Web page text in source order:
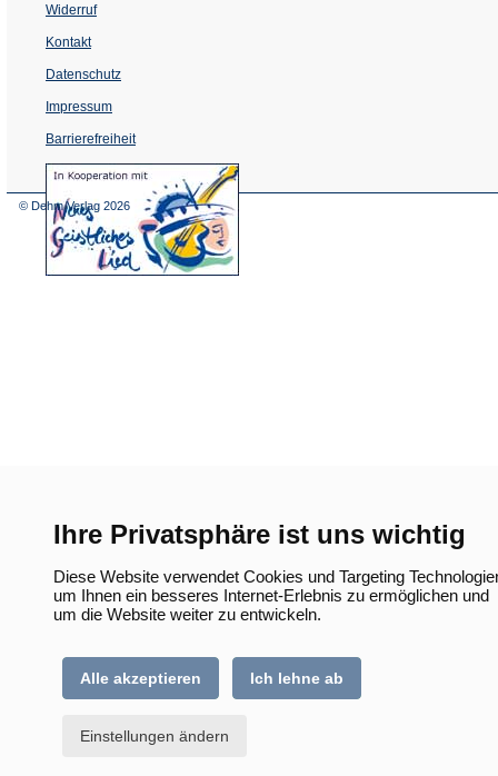
Ihre Privatsphäre ist uns wichtig
Diese Website verwendet Cookies und Targeting
um Ihnen ein besseres Internet-Erlebnis zu ermöglichen und
um die Website weiter zu entwickeln.
Alle akzeptieren Ich lehne ab
Einstellungen ändern
Widerruf
Kontakt
Datenschutz
Impressum
Barrierefreiheit
(Öffnet
in
© Dehm Verlag 2026